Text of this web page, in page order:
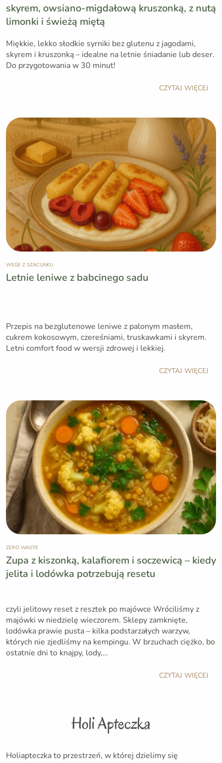
Holi apteczka
Kontakt
skyrem, owsiano-migdałową kruszonką, z nutą
limonki i świeżą miętą
Miękkie, lekko słodkie syrniki bez glutenu z jagodami,
skyrem i kruszonką – idealne na letnie śniadanie lub deser.
Do przygotowania w 30 minut!
CZYTAJ WIĘCEJ
WEGE Z SZACUNKU
Letnie leniwe z babcinego sadu
Przepis na bezglutenowe leniwe z palonym masłem,
cukrem kokosowym, czereśniami, truskawkami i skyrem.
Letni comfort food w wersji zdrowej i lekkiej.
CZYTAJ WIĘCEJ
ZERO WASTE
Zupa z kiszonką, kalafiorem i soczewicą – kiedy
jelita i lodówka potrzebują resetu
czyli jelitowy reset z resztek po majówce Wróciliśmy z
majówki w niedzielę wieczorem. Sklepy zamknięte,
lodówka prawie pusta – kilka podstarzałych warzyw,
których nie zjedliśmy na kempingu. W brzuchach ciężko, bo
ostatnie dni to knajpy, lody,…
CZYTAJ WIĘCEJ
Holi Apteczka
Holiapteczka to przestrzeń, w której dzielimy się